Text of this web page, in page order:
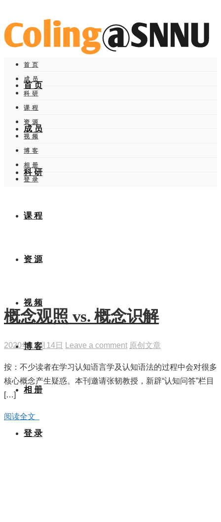
首 页
成 员
科 研
课 程
资 源
视 频
博 客
相 册
登 录
首 页
成 员
科 研
课 程
资 源
视 频
博 客
相 册
登 录
概念观照 vs. 概念识解
2020年12月14日 Leave a comment 原创文章
按：不少读者在学习认知语言学及认知语法的过程中会对很多
核心概念产生疑惑。本刊邀请张韧教授，新辟“认知问答”栏目
[…]
阅读全文